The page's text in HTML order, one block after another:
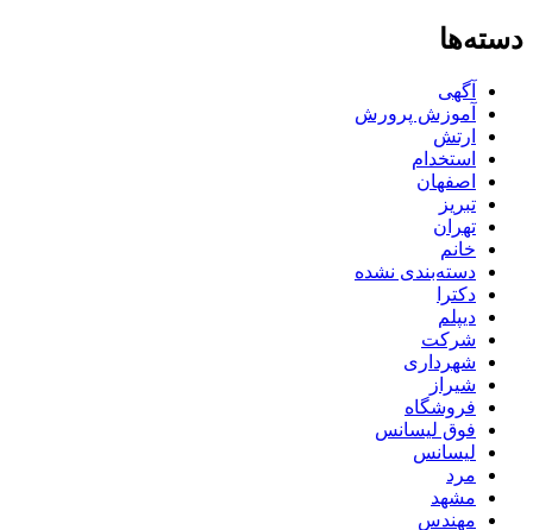
دسته‌ها
آگهی
آموزش پرورش
ارتش
استخدام
اصفهان
تبریز
تهران
خانم
دسته‌بندی نشده
دکترا
دیپلم
شرکت
شهرداری
شیراز
فروشگاه
فوق لیسانس
لیسانس
مرد
مشهد
مهندس